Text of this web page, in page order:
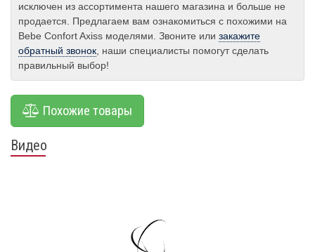
исключен из ассортимента нашего магазина и больше не
продается. Предлагаем вам ознакомиться с похожими на
Bebe Confort Axiss моделями. Звоните или закажите
обратный звонок, наши специалисты помогут сделать
правильный выбор!
Похожие товары
Видео